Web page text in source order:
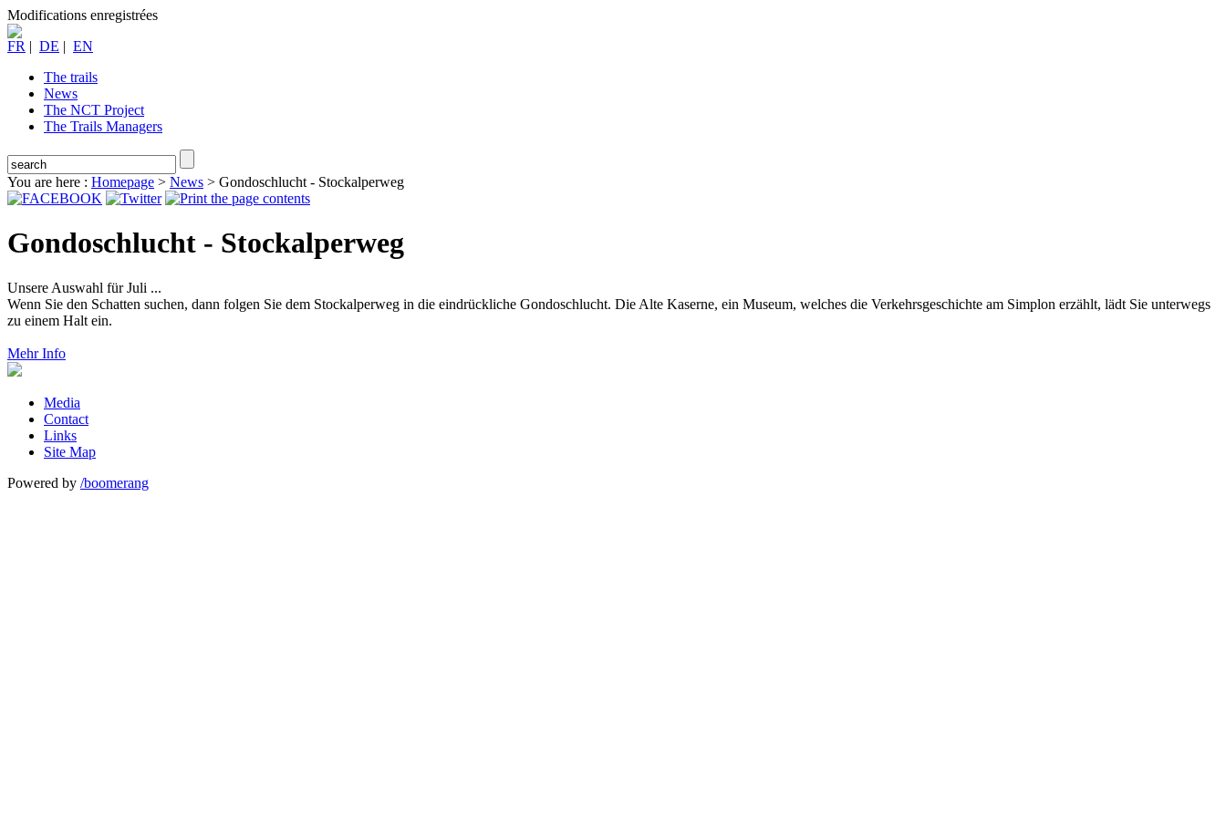
Modifications enregistrées
FR | DE | EN
The trails
News
The NCT Project
The Trails Managers
You are here : Homepage > News > Gondoschlucht - Stockalperweg
Gondoschlucht - Stockalperweg
Unsere Auswahl für Juli ...
Wenn Sie den Schatten suchen, dann folgen Sie dem Stockalperweg in die eindrückliche Gondoschlucht. Die Alte Kaserne, ein Museum, welches die Verkehrsgeschichte am Simplon erzählt, lädt Sie unterwegs
zu einem Halt ein.
Mehr Info
Media
Contact
Links
Site Map
Powered by /boomerang